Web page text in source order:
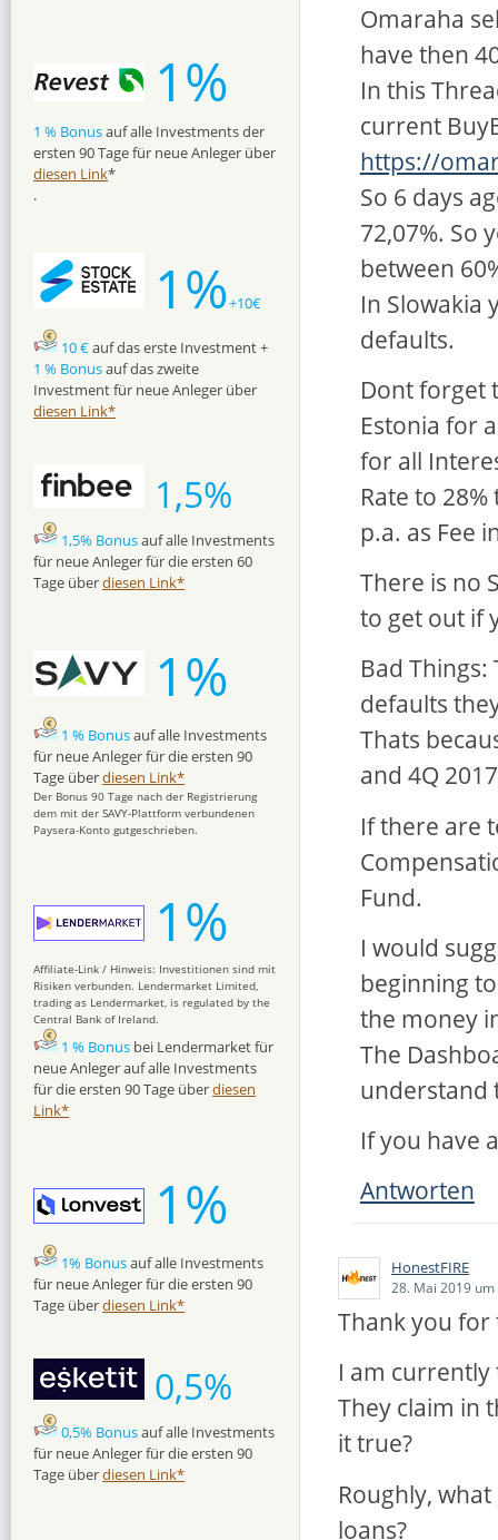
Omaraha
have then
In this
current
https://
So 6 days
72,07%. So
between
In Slowakia
defaults.
Dont forget
Estonia for
for all
Rate to
p.a. as Fee
There is no
to get out if
Bad
defaults
Thats
and 4Q
If there are
Fund.
I would
beginning
the money
The
understand
If you have
Antworten
HonestFIRE
28. Mai 2019 um
Thank you
I am
They claim in
it true?
Roughly,
loans?
1%
1 % Bonusauf alle Investments der
ersten 90 Tage für neue Anleger über
diesen Link*
.
1%+10€
10 €auf das erste Investment +
1 % Bonusauf das zweite
Investment für neue Anleger über
diesen Link*
1,5%
1,5% Bonusauf alle Investments
für neue Anleger für die ersten 60
Tage überdiesen Link*
1%
1 % Bonusauf alle Investments
für neue Anleger für die ersten 90
Tage überdiesen Link*
Der Bonus 90 Tage nach der Registrierung
dem mit der SAVY-Plattform verbundenen
Paysera-Konto gutgeschrieben.
1%
Affiliate-Link / Hinweis: Investitionen sind mit
Risiken verbunden. Lendermarket Limited,
trading as Lendermarket, is regulated by the
Central Bank of Ireland.
1 % Bonus bei Lendermarket für
neue Anleger auf alle Investments
für die ersten 90 Tage überdiesen
Link*
1%
1% Bonusauf alle Investments
für neue Anleger für die ersten 90
Tage überdiesen Link*
0,5%
0,5% Bonusauf alle Investments
für neue Anleger für die ersten 90
Tage überdiesen Link*